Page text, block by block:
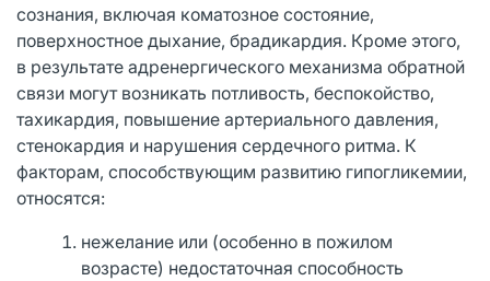
сознания, включая коматозное состояние,
поверхностное дыхание, брадикардия. Кроме этого,
в результате адренергического механизма обратной
связи могут возникать потливость, беспокойство,
тахикардия, повышение артериального давления,
стенокардия и нарушения сердечного ритма. К
факторам, способствующим развитию гипогликемии,
относятся:
нежелание или (особенно в пожилом
возрасте) недостаточная способность